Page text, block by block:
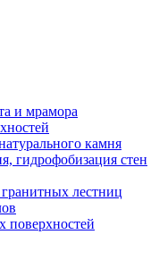
и мрамора
камня
гидрофобизация стен
лестниц
поверхностей